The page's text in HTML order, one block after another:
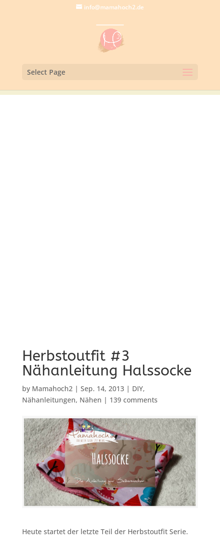
info@mamahoch2.de
Select Page
Herbstoutfit #3
Nähanleitung Halssocke
by Mamahoch2| Sep. 14, 2013| DIY,
Nähanleitungen, Nähen | 139 comments
Heute startet der letzte Teil der Herbstoutfit Serie.